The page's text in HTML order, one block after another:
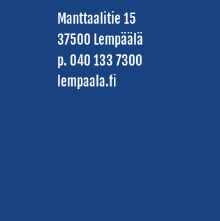
Manttaalitie 15
37500 Lempäälä
p. 040 133 7300
lempaala.fi